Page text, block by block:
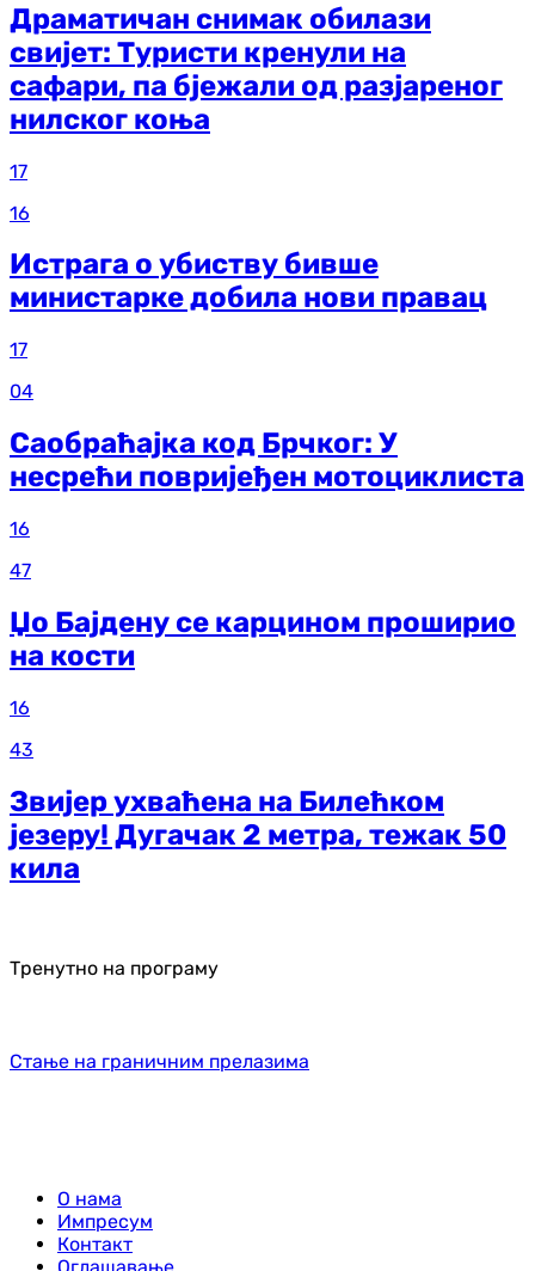
Драматичан снимак обилази
свијет: Туристи кренули на
сафари, па бјежали од разјареног
нилског коња
17
16
Истрага о убиству бивше
министарке добила нови правац
17
04
Саобраћајка код Брчког: У
несрећи повријеђен мотоциклиста
16
47
Џо Бајдену се карцином проширио
на кости
16
43
Звијер ухваћена на Билећком
језеру! Дугачак 2 метра, тежак 50
кила
Тренутно на програму
Стање на граничним прелазима
О нама
Импресум
Контакт